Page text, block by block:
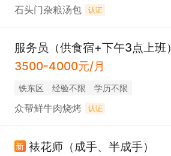
石头门杂粮汤包 认证
服务员（供食宿+下午3点上班）
3500-4000元/月
铁东区 经验不限 学历不限
众帮鲜牛肉烧烤 认证
新 裱花师（成手、半成手）